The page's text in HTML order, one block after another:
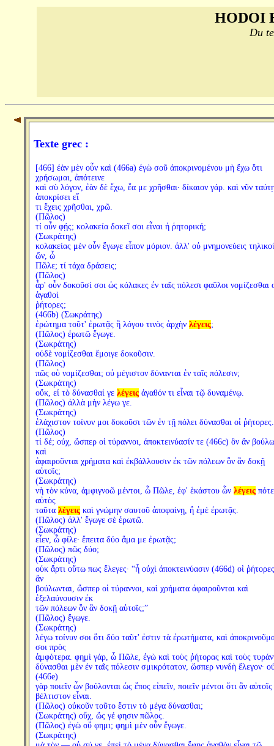
HODOI
Du
Texte grec :
[466] ἐὰν μὲν οὖν καὶ (466a) ἐγὼ σοῦ ἀποκρινομένου μὴ ἔχω ὅτι
χρήσωμαι, ἀπότεινε
καὶ σὺ λόγον, ἐὰν δὲ ἔχω, ἔα με χρῆσθαι· δίκαιον γάρ. καὶ νῦν
ἀποκρίσει εἴ
τι ἔχεις χρῆσθαι, χρῶ.
(Πῶλος)
τί οὖν φῄς; κολακεία δοκεῖ σοι εἶναι ἡ ῥητορική;
(Σωκράτης)
κολακείας μὲν οὖν ἔγωγε εἶπον μόριον. ἀλλ' οὐ μνημονεύεις
ὤν, ὦ
Πῶλε; τί τάχα δράσεις;
(Πῶλος)
ἆρ' οὖν δοκοῦσί σοι ὡς κόλακες ἐν ταῖς πόλεσι φαῦλοι νομίζεσθαι
ἀγαθοὶ
ῥήτορες;
(466b) (Σωκράτης)
ἐρώτημα τοῦτ' ἐρωτᾷς ἢ λόγου τινὸς ἀρχὴν λέγεις;
(Πῶλος) ἐρωτῶ ἔγωγε.
(Σωκράτης)
οὐδὲ νομίζεσθαι ἔμοιγε δοκοῦσιν.
(Πῶλος)
πῶς οὐ νομίζεσθαι; οὐ μέγιστον δύνανται ἐν ταῖς πόλεσιν;
(Σωκράτης)
οὔκ, εἰ τὸ δύνασθαί γε λέγειςἀγαθόν τι εἶναι τῷ δυναμένῳ.
(Πῶλος) ἀλλὰ μὴν λέγω γε.
(Σωκράτης)
ἐλάχιστον τοίνυν μοι δοκοῦσι τῶν ἐν τῇ πόλει δύνασθαι οἱ ῥήτορες.
(Πῶλος)
τί δέ; οὐχ, ὥσπερ οἱ τύραννοι, ἀποκτεινύασίν τε (466c) ὃν ἂν
καὶ
ἀφαιροῦνται χρήματα καὶ ἐκβάλλουσιν ἐκ τῶν πόλεων ὃν ἂν δοκῇ
αὐτοῖς;
(Σωκράτης)
νὴ τὸν κύνα, ἀμφιγνοῶ μέντοι, ὦ Πῶλε, ἐφ' ἑκάστου ὧν λέγεις
αὐτὸς
ταῦτα λέγειςκαὶ γνώμην σαυτοῦ ἀποφαίνῃ, ἢ ἐμὲ ἐρωτᾷς.
(Πῶλος) ἀλλ' ἔγωγε σὲ ἐρωτῶ.
(Σωκράτης)
εἶεν, ὦ φίλε· ἔπειτα δύο ἅμα με ἐρωτᾷς;
(Πῶλος) πῶς δύο;
(Σωκράτης)
οὐκ ἄρτι οὕτω πως ἔλεγες· “ἦ οὐχὶ ἀποκτεινύασιν (466d) οἱ
ἂν
βούλωνται, ὥσπερ οἱ τύραννοι, καὶ χρήματα ἀφαιροῦνται καὶ
ἐξελαύνουσιν ἐκ
τῶν πόλεων ὃν ἂν δοκῇ αὐτοῖς;”
(Πῶλος) ἔγωγε.
(Σωκράτης)
λέγω τοίνυν σοι ὅτι δύο ταῦτ' ἐστιν τὰ ἐρωτήματα, καὶ
σοι πρὸς
ἀμφότερα. φημὶ γάρ, ὦ Πῶλε, ἐγὼ καὶ τοὺς ῥήτορας καὶ τοὺς
δύνασθαι μὲν ἐν ταῖς πόλεσιν σμικρότατον, ὥσπερ νυνδὴ ἔλεγον·
(466e)
γὰρ ποιεῖν ὧν βούλονται ὡς ἔπος εἰπεῖν, ποιεῖν μέντοι ὅτι ἂν
βέλτιστον εἶναι.
(Πῶλος) οὐκοῦν τοῦτο ἔστιν τὸ μέγα δύνασθαι;
(Σωκράτης) οὔχ, ὥς γέ φησιν πῶλος.
(Πῶλος) ἐγὼ οὔ φημι; φημὶ μὲν οὖν ἔγωγε.
(Σωκράτης)